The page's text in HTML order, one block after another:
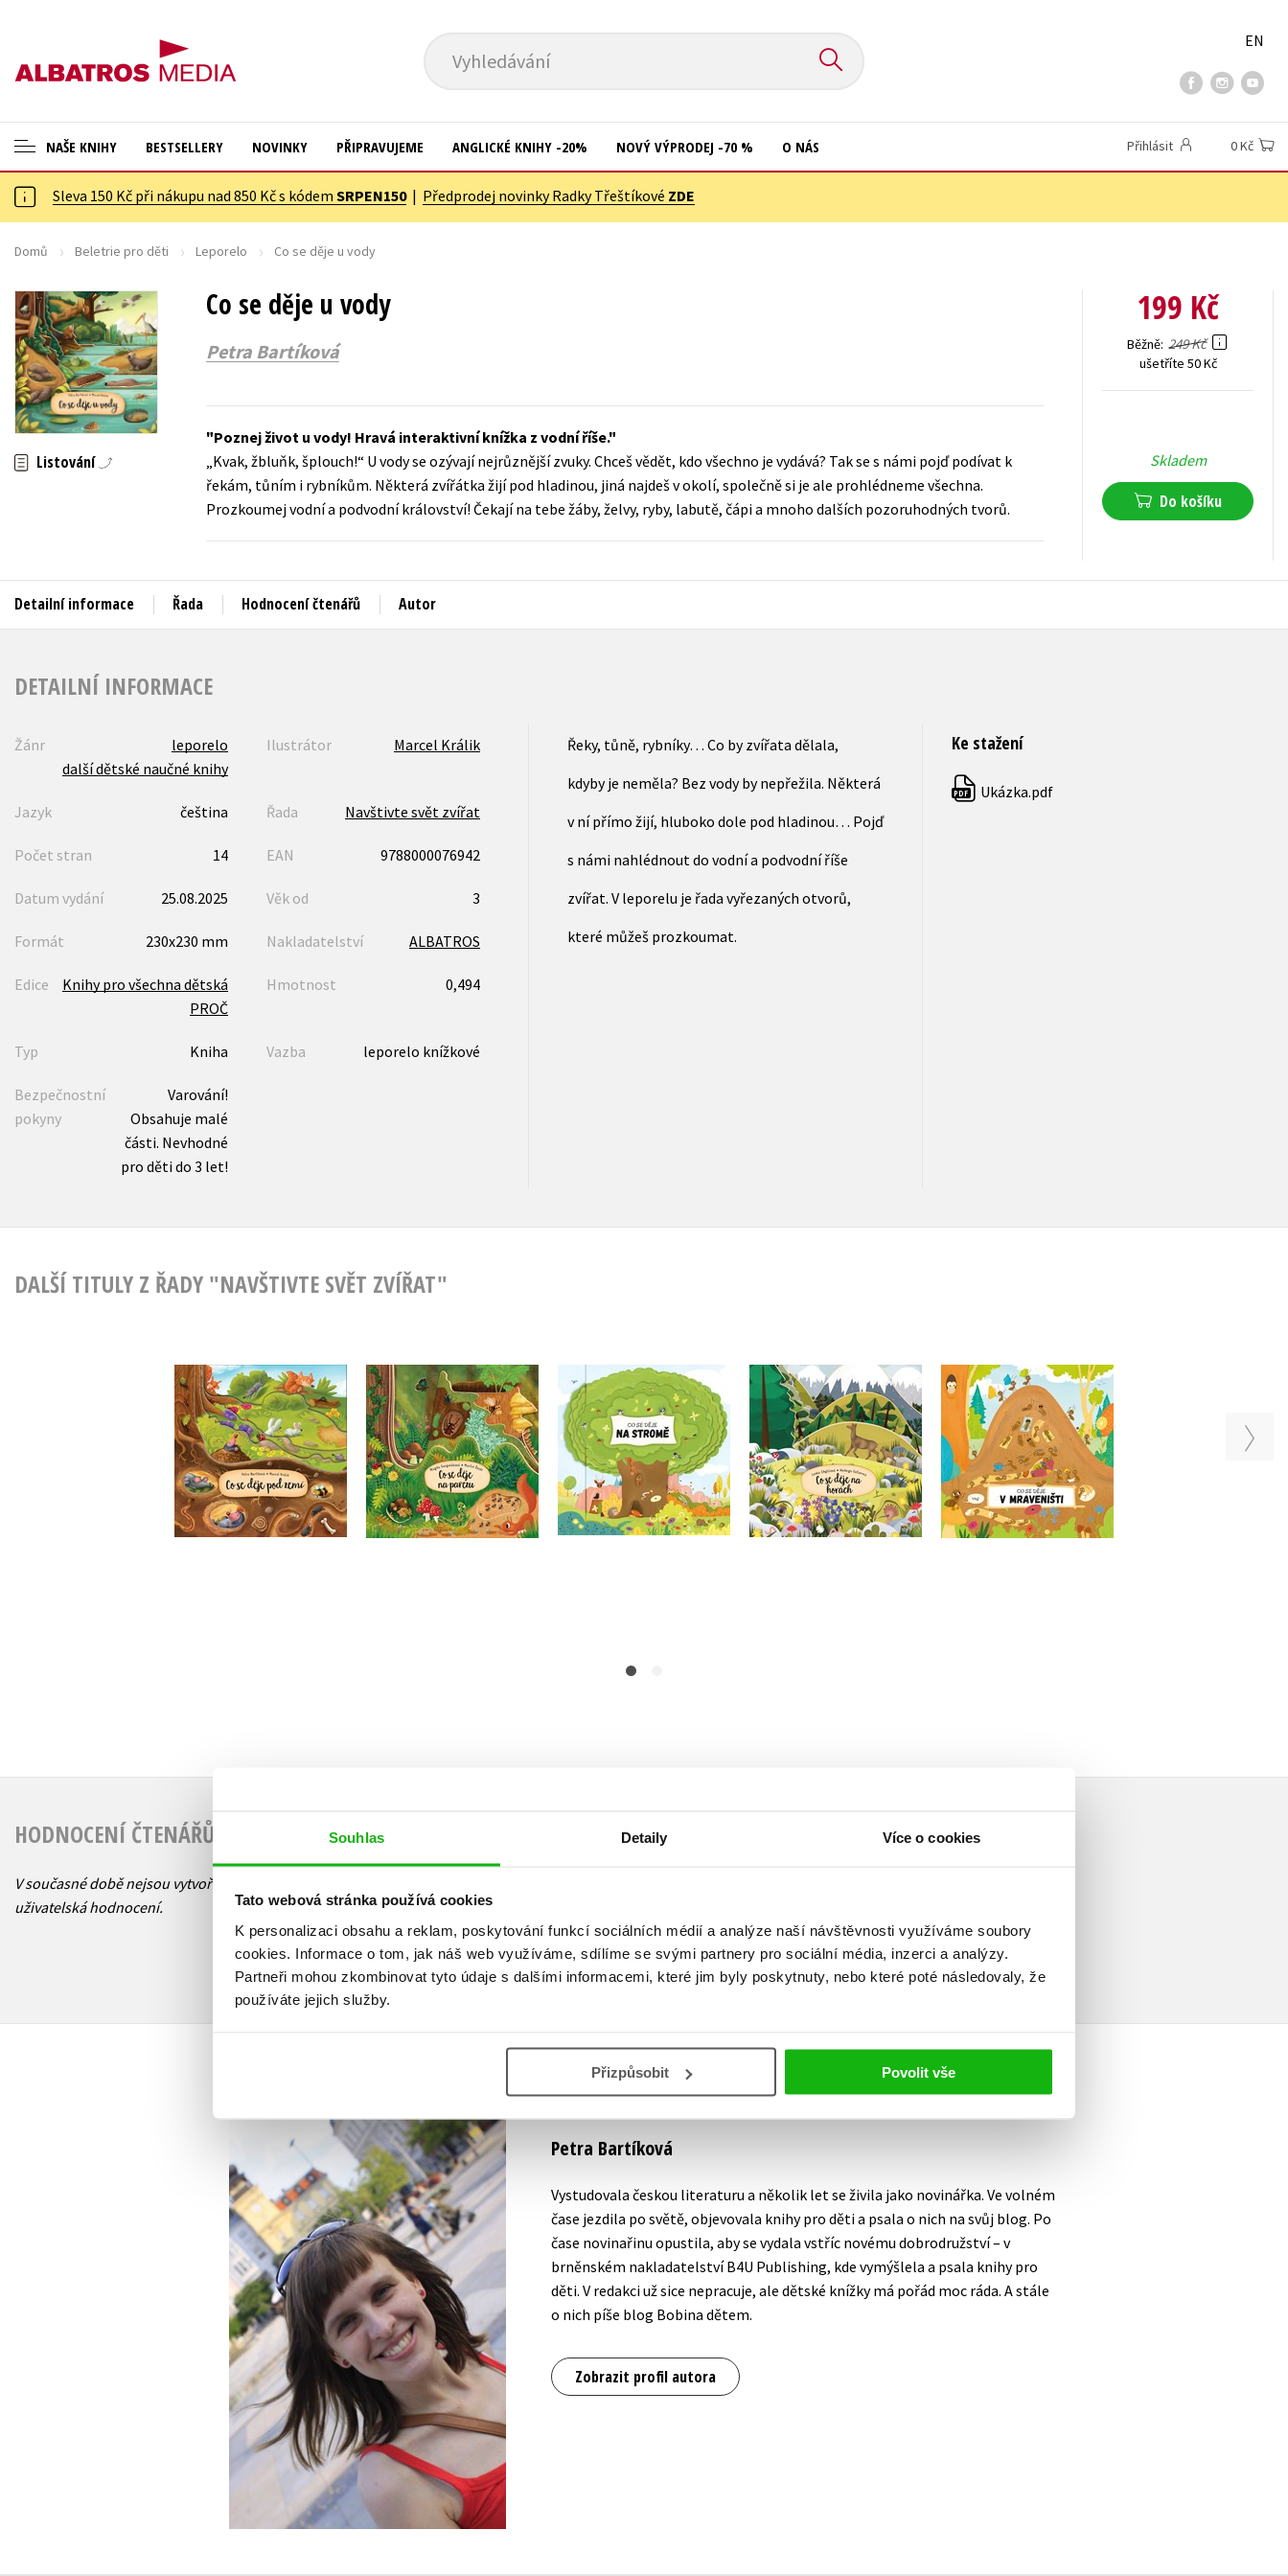
Souhlas Detaily Více o cookies
Tato webová stránka používá cookies
K personalizaci obsahu a reklam, poskytování funkcí sociálních médií a analýze naší návštěvnosti využíváme soubory
cookies. Informace o tom, jak náš web využíváme, sdílíme se svými partnery pro sociální média, inzerci a analýzy.
Partneři mohou zkombinovat tyto údaje s dalšími informacemi, které jim byly poskytnuty, nebo které poté následovaly, že
používáte jejich služby.
Přizpůsobit Povolit vše
Vyhledávání
EN
NAŠE KNIHY
ANGLICKÉ KNIHY -20 %
NOVÝ VÝPRODEJ -70 %
ASTERIX S DÁRKEM
🎁DÁRKOVÉ PUBLIKACE
✉️ DÁRKOVÉ POUKAZY
Auto - moto
Beletrie pro děti
Cestování
Dárkové publikace
Digitální fotografie
Esoterika a duchovní svět
Jazyky
Kalendáře
Populárně - naučná pro dospělé
Populárně - naučné pro děti
Předškoláci
Příroda a zahrada
Young adult (SK)
Zahraniční literatura
Všechny tituly
BESTSELLERY NOVINKY PŘIPRAVUJEME ANGLICKÉ KNIHY -20% NOVÝ VÝPRODEJ -70 % O NÁS Přihlásit 0 Kč
Sleva 150 Kč při nákupu nad 850 Kč s kódem SRPEN150| Předprodej novinky Radky Třeštíkové ZDE
Domů Beletrie pro děti Leporelo Co se děje u vody
Co se děje u vody
Petra Bartíková
Listování
Poznej život u vody! Hravá interaktivní knížka z vodní říše.
„Kvak, žbluňk, šplouch!“ U vody se ozývají nejrůznější zvuky. Chceš vědět, kdo všechno je vydává? Tak se s námi pojď podívat k
řekám, tůním i rybníkům. Některá zvířátka žijí pod hladinou, jiná najdeš v okolí, společně si je ale prohlédneme všechna.
Prozkoumej vodní a podvodní království! Čekají na tebe žáby, želvy, ryby, labutě, čápi a mnoho dalších pozoruhodných tvorů.
199 Kč
Běžně 249 Kč
ušetříte 50 Kč
Skladem
Do košíku
Detailní informace Řada Hodnocení čtenářů Autor
DETAILNÍ INFORMACE
Žánr
leporelo
další dětské naučné knihy
Ilustrátor Marcel Králik
Jazyk čeština Řada Navštivte svět zvířat
Počet stran 14 EAN 9788000076942
Datum vydání 25.08.2025 Věk od 3
Formát 230x230 mm Nakladatelství ALBATROS
Edice
Knihy pro všechna dětská
PROČ
Hmotnost 0,494
Typ Kniha Vazba leporelo knížkové
Bezpečnostní
pokyny
Varování!
Obsahuje malé
části. Nevhodné
pro děti do 3 let!
Řeky, tůně, rybníky… Co by zvířata dělala,
kdyby je neměla? Bez vody by nepřežila. Některá
v ní přímo žijí, hluboko dole pod hladinou… Pojď
s námi nahlédnout do vodní a podvodní říše
zvířat. V leporelu je řada vyřezaných otvorů,
které můžeš prozkoumat.
Ke stažení
PDF Ukázka.pdf
DALŠÍ TITULY Z ŘADY "NAVŠTIVTE SVĚT ZVÍŘAT"
Co se děje pod zemí
Petra Bartíková
Co se děje na pařezu
Magda Garguláková
Co se děje na stromě
Petra Bartíková
Co se děje na horách
Lenka Chytilová
Co se děje v mraveništi
Petra Bartíková
Petra Bartíková
HODNOCENÍ ČTENÁŘŮ
V současné době nejsou vytvořena žádná
uživatelská hodnocení.
Přihlásit
AUTOR KNIHY
Petra Bartíková
Vystudovala českou literaturu a několik let se živila jako novinářka. Ve volném
čase jezdila po světě, objevovala knihy pro děti a psala o nich na svůj blog. Po
čase novinařinu opustila, aby se vydala vstříc novému dobrodružství – v
brněnském nakladatelství B4U Publishing, kde vymýšlela a psala knihy pro
děti. V redakci už sice nepracuje, ale dětské knížky má pořád moc ráda. A stále
o nich píše blog Bobina dětem.
Zobrazit profil autora